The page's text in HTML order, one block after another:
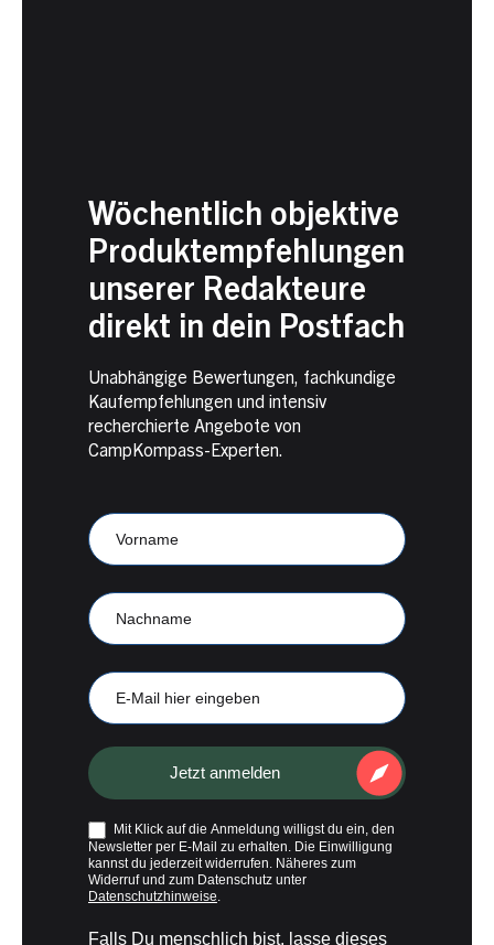
Wöchentlich objektive
Produktempfehlungen
unserer Redakteure
direkt in dein Postfach
Unabhängige Bewertungen, fachkundige
Kaufempfehlungen und intensiv
recherchierte Angebote von
CampKompass-Experten.
CampKompass
Vorname
Nachname
Mail
Jetzt anmelden
Mit Klick auf die Anmeldung willigst du ein, den
Newsletter per E-Mail zu erhalten. Die Einwilligung
kannst du jederzeit widerrufen. Näheres zum
Widerruf und zum Datenschutz unter
Datenschutzhinweise
Falls Du menschlich bist, lasse dieses